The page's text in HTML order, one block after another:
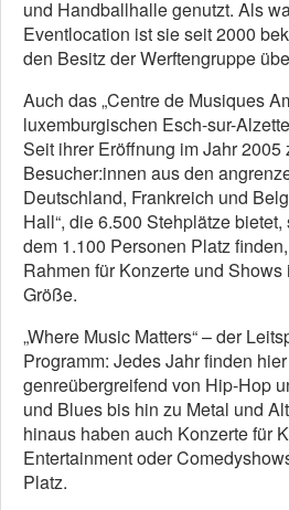
und Handballhalle genutzt. Als
Eventlocation ist sie seit 2000
den Besitz der Werftengruppe
Auch das „Centre de Musiques
luxemburgischen Esch-sur-
Seit ihrer Eröffnung im Jahr 2005
Besucher:innen aus den
Deutschland, Frankreich und
Hall“, die 6.500 Stehplätze
dem 1.100 Personen Platz
Rahmen für Konzerte und
Größe.
„Where Music Matters“ – der
Programm: Jedes Jahr finden
genreübergreifend von Hip-Hop
und Blues bis hin zu Metal und
hinaus haben auch Konzerte für
Entertainment oder
Platz.